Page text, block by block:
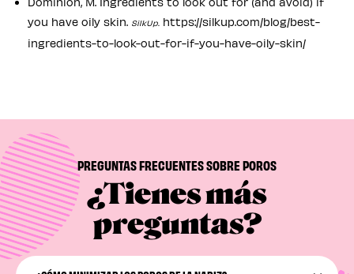
you have oily skin. SilkUp. https://silkup.com/blog/best-
ingredients-to-look-out-for-if-you-have-oily-skin/
PREGUNTAS FRECUENTES SOBRE POROS
¿Tienes más
preguntas?